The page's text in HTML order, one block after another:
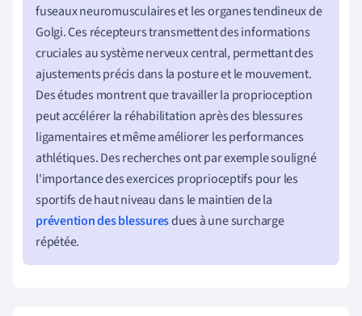
fuseaux neuromusculaires et les organes tendineux de
Golgi. Ces récepteurs transmettent des informations
cruciales au système nerveux central, permettant des
ajustements précis dans la posture et le mouvement.
Des études montrent que travailler la proprioception
peut accélérer la réhabilitation après des blessures
ligamentaires et même améliorer les performances
athlétiques. Des recherches ont par exemple souligné
l'importance des exercices proprioceptifs pour les
sportifs de haut niveau dans le maintien de la
prévention des blessuresdues à une surcharge
répétée.